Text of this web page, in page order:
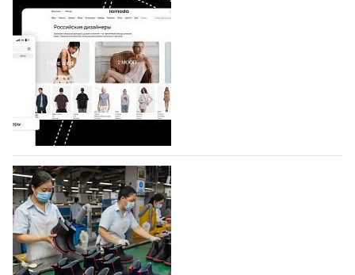
На платформе Lamoda - новый раздел и
условия продвижения локальных
дизайнерских марок
Российский маркетплейс Lamoda решил обновить